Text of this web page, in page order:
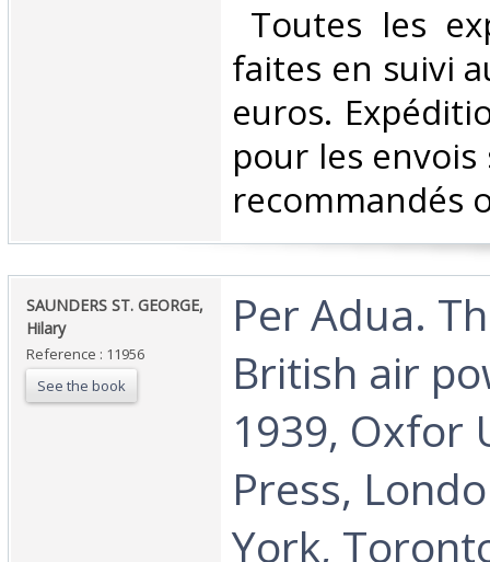
Toutes les
faites en suivi
euros.
pour les envois
recommandés
‎SAUNDERS ST. GEORGE,
Hilary‎
Reference : 11956
See the book
‎Per Adua.
British air
1939, Oxfor
Press,
York,